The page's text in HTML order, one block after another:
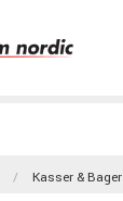
Kasser & Bager